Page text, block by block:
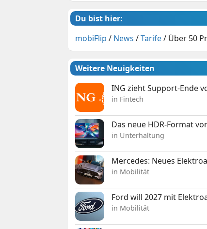
Du bist hier:
mobiFlip / News /Tarife/ Über 50
Weitere Neuigkeiten
ING zieht Support-Ende
in Fintech
Das neue HDR-Format
in Unterhaltung
Mercedes: Neues
in Mobilität
Ford will 2027 mit
in Mobilität